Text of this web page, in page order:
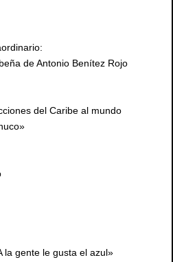
de Antonio Benítez Rojo
del Caribe al mundo
la gente le gusta el azul»